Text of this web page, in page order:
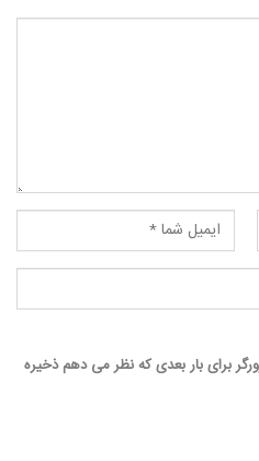
برای بار بعدی که نظر می دهم ذخیره